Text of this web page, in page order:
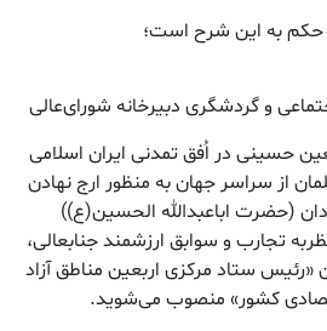
حکم به این شرح است؛
و گردشگری دبیرخانه شورای‌عالی
حسینی در اُفق تمدنی ایران اسلامی
از سراسر جهان به منظور ارج نهادن
(حضرت اباعبدالله الحسین(ع))
تجارب و سوابق ارزشمند جنابعالی،
«رئیس ستاد مرکزی اربعین مناطق آزاد
کشور» منصوب می‌شوید.